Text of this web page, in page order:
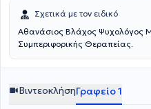
ως Ψυχολόγος, ενώ από το
ψυχολόγος στον τομέα της
2025 έχουν προστεθεί στο
Γνωστικής Συμπεριφορικής
Σχετικά με τον ειδικό
Αθανάσιος Βλάχος Ψυχολόγος
Συμπεριφορικής Θεραπείας.
ΒιντεοκλήσηΓραφείο 1